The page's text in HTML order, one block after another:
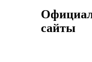
сайты